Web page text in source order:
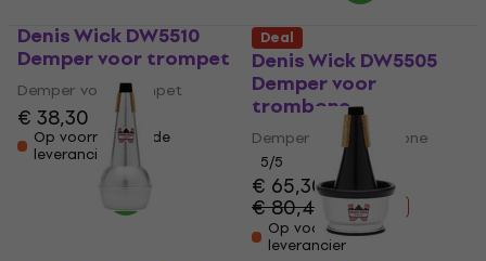
Denis Wick DW5510
Demper voor trompet
Demper voor trompet
€ 38,30
Op voorraad bij de
leverancier
Denis Wick DW5505
Demper voor
trombone
Demper voor trombone
5/5
€ 65,30
€ 80,40
- 19 %
Op voorraad bij de
leverancier
Deal